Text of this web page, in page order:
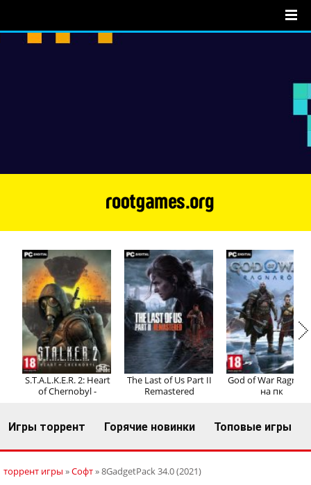
Регистрация Вход
S.T.A.L.K.E.R. 2: Heart
of Chernobyl -
The Last of Us Part II
Remastered
God of War
на пк
Игры торрент Горячие новинки Топовые игры
торрент игры »Софт» 8GadgetPack 34.0 (2021)